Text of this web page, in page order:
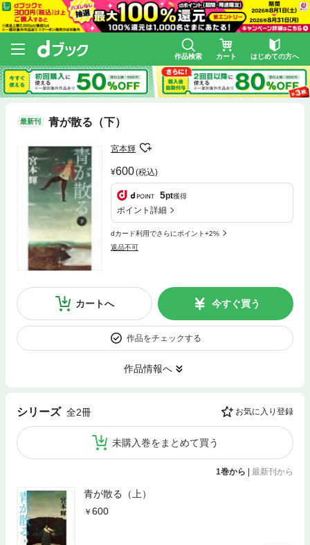
作品検索 カート はじめての方へ
最新刊 青が散る（下）
宮本輝
600(税込)
5pt獲得
ポイント詳細
dカード利用でさらにポイント+2%
返品不可
カートへ 今すぐ買う
作品をチェックする
作品情報へ
シリーズ 全2冊 お気に入り登録
未購入巻をまとめて買う
1巻から 最新刊から
青が散る（上）
600